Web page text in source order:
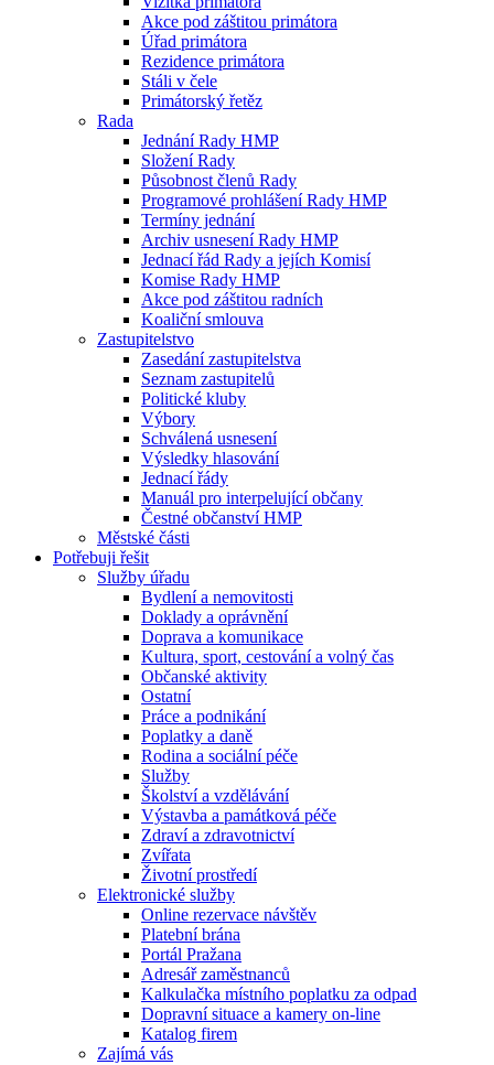
Akce pod záštitou primátora
Úřad primátora
Rezidence primátora
Stáli v čele
Primátorský řetěz
Rada
Jednání Rady HMP
Složení Rady
Působnost členů Rady
Programové prohlášení Rady HMP
Termíny jednání
Archiv usnesení Rady HMP
Jednací řád Rady a jejích Komisí
Komise Rady HMP
Akce pod záštitou radních
Koaliční smlouva
Zastupitelstvo
Zasedání zastupitelstva
Seznam zastupitelů
Politické kluby
Výbory
Schválená usnesení
Výsledky hlasování
Jednací řády
Manuál pro interpelující občany
Čestné občanství HMP
Městské části
Potřebuji řešit
Služby úřadu
Bydlení a nemovitosti
Doklady a oprávnění
Doprava a komunikace
Kultura, sport, cestování a volný čas
Občanské aktivity
Ostatní
Práce a podnikání
Poplatky a daně
Rodina a sociální péče
Služby
Školství a vzdělávání
Výstavba a památková péče
Zdraví a zdravotnictví
Zvířata
Životní prostředí
Elektronické služby
Online rezervace návštěv
Platební brána
Portál Pražana
Adresář zaměstnanců
Kalkulačka místního poplatku za odpad
Dopravní situace a kamery on-line
Katalog firem
Zajímá vás